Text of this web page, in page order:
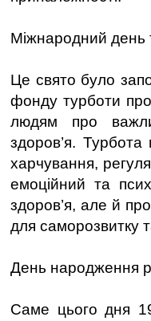
Міжнародний день
Це свято було
фонду турботи
людям про
здоров’я. Турбота
харчування,
емоційний та
здоров’я, але й
для саморозвитку
День народження
Саме цього дня